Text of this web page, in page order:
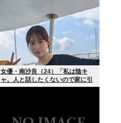
女優・南沙良（24）「私は陰キ
ャ。人と話したくないので家に引
きこもってPCでアニメを観ていた